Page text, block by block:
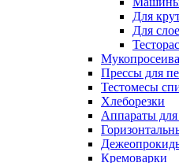
Для
Для
Прессы для
Тестомесы
Хлеборезки
Аппараты для
Кремоварки